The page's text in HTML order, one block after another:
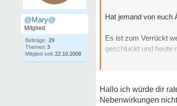
@Mary@
Mitglied
Beiträge: 29
Themen: 3
Mitglied seit: 22.10.2008
Hat jemand von euch
Es ist zum Verrückt
geschluckt und heute
Freue mich über eure
Seid gegrüsst!
Hallo ich würde dir
Nebenwirkungen